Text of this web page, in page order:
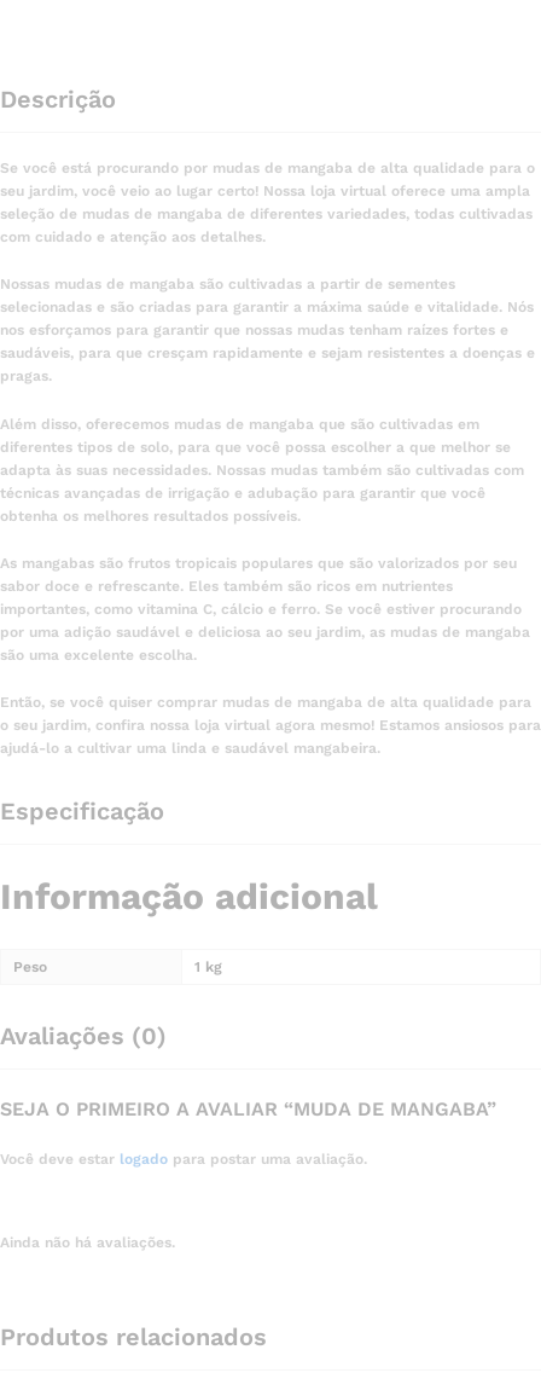
Descrição
Se você está procurando por mudas de mangaba de alta qualidade para o
seu jardim, você veio ao lugar certo! Nossa loja virtual oferece uma ampla
seleção de mudas de mangaba de diferentes variedades, todas cultivadas
com cuidado e atenção aos detalhes.
Nossas mudas de mangaba são cultivadas a partir de sementes
selecionadas e são criadas para garantir a máxima saúde e vitalidade. Nós
nos esforçamos para garantir que nossas mudas tenham raízes fortes e
saudáveis, para que cresçam rapidamente e sejam resistentes a doenças e
pragas.
Além disso, oferecemos mudas de mangaba que são cultivadas em
diferentes tipos de solo, para que você possa escolher a que melhor se
adapta às suas necessidades. Nossas mudas também são cultivadas com
técnicas avançadas de irrigação e adubação para garantir que você
obtenha os melhores resultados possíveis.
As mangabas são frutos tropicais populares que são valorizados por seu
sabor doce e refrescante. Eles também são ricos em nutrientes
importantes, como vitamina C, cálcio e ferro. Se você estiver procurando
por uma adição saudável e deliciosa ao seu jardim, as mudas de mangaba
são uma excelente escolha.
Então, se você quiser comprar mudas de mangaba de alta qualidade para
o seu jardim, confira nossa loja virtual agora mesmo! Estamos ansiosos para
ajudá-lo a cultivar uma linda e saudável mangabeira.
Especificação
Informação adicional
Peso 1 kg
Avaliações (0)
SEJA O PRIMEIRO A AVALIAR “MUDA DE MANGABA”
Você deve estar logado para postar uma avaliação.
Ainda não há avaliações.
Produtos relacionados